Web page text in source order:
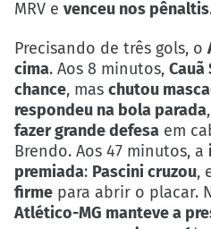
MRV e venceu nos pênaltis
Precisando de três gols, o
cima. Aos 8 minutos, Cauã
chance, mas chutou
respondeu na bola parada
fazer grande defesa em
Brendo. Aos 47 minutos, a
premiada: Pascini cruzou,
firme para abrir o placar.
Atlético-MG manteve a